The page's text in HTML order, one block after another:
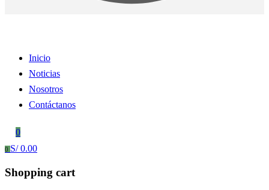
Inicio
Noticias
Nosotros
Contáctanos
0
0 S/0.00
Shopping cart